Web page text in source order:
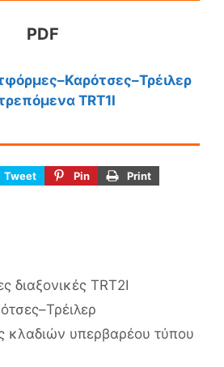
PDF
TRT1I
Tweet Pin
Print
διαξονικές TRT2I
κλαδιών υπερβαρέου τύπου